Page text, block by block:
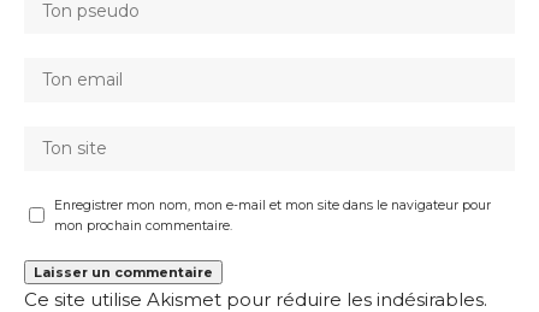
Enregistrer mon nom, mon e-mail et mon site dans le navigateur pour
mon prochain commentaire.
Ce site utilise Akismet pour réduire les indésirables.